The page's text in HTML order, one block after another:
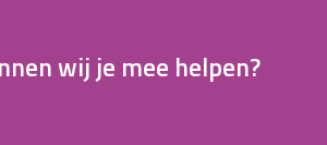
wij je mee helpen?